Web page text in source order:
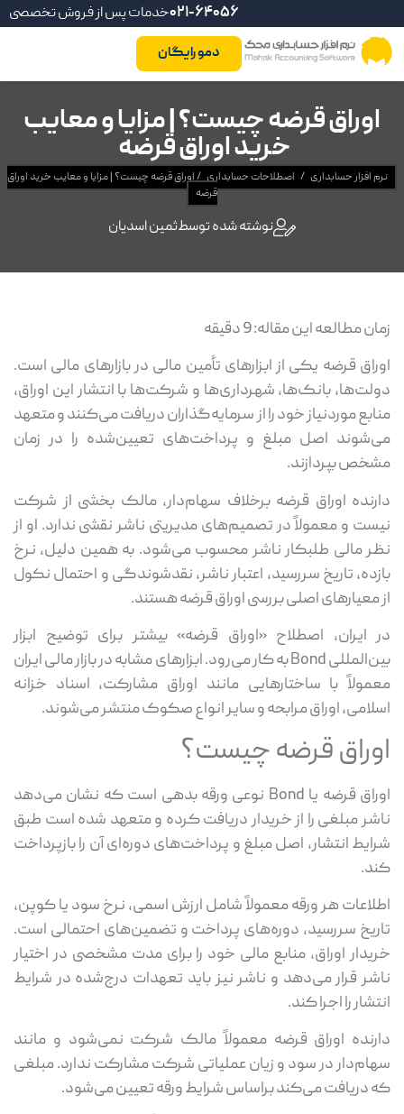
خدمات پس از فروش تخصصی021-64056
دمو رایگان
اوراق قرضه چیست؟ | مزایا و معایب
خرید اوراق قرضه
نرم افزار حسابداری / اصطلاحات حسابداری /اوراق قرضه چیست؟ | مزایا و معایب خرید اوراق
قرضه
نوشته شده توسطثمین اسدیان
زمان مطالعه این مقاله:9دقیقه
اوراق قرضه یکی از ابزارهای تأمین مالی در بازارهای مالی است.
دولت‌ها، بانک‌ها، شهرداری‌ها و شرکت‌ها با انتشار این اوراق،
منابع موردنیاز خود را از سرمایه‌گذاران دریافت می‌کنند و متعهد
می‌شوند اصل مبلغ و پرداخت‌های تعیین‌شده را در زمان
مشخص بپردازند.
دارنده اوراق قرضه برخلاف سهام‌دار، مالک بخشی از شرکت
نیست و معمولاً در تصمیم‌های مدیریتی ناشر نقشی ندارد. او از
نظر مالی طلبکار ناشر محسوب می‌شود. به همین دلیل، نرخ
بازده، تاریخ سررسید، اعتبار ناشر، نقدشوندگی و احتمال نکول
از معیارهای اصلی بررسی اوراق قرضه هستند.
در ایران، اصطلاح «اوراق قرضه» بیشتر برای توضیح ابزار
بین‌المللی Bond به کار می‌رود. ابزارهای مشابه در بازار مالی ایران
معمولاً با ساختارهایی مانند اوراق مشارکت، اسناد خزانه
اسلامی، اوراق مرابحه و سایر انواع صکوک منتشر می‌شوند.
اوراق قرضه چیست؟
اوراق قرضه یا Bond نوعی ورقه بدهی است که نشان می‌دهد
ناشر مبلغی را از خریدار دریافت کرده و متعهد شده است طبق
شرایط انتشار، اصل مبلغ و پرداخت‌های دوره‌ای آن را بازپرداخت
کند.
اطلاعات هر ورقه معمولاً شامل ارزش اسمی، نرخ سود یا کوپن،
تاریخ سررسید، دوره‌های پرداخت و تضمین‌های احتمالی است.
خریدار اوراق، منابع مالی خود را برای مدت مشخصی در اختیار
ناشر قرار می‌دهد و ناشر نیز باید تعهدات درج‌شده در شرایط
انتشار را اجرا کند.
دارنده اوراق قرضه معمولاً مالک شرکت نمی‌شود و مانند
سهام‌دار در سود و زیان عملیاتی شرکت مشارکت ندارد. مبلغی
که دریافت می‌کند براساس شرایط ورقه تعیین می‌شود.